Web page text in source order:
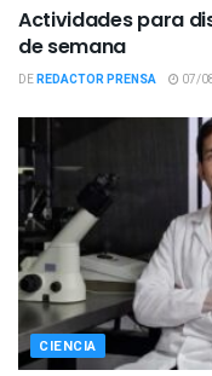
Actividades para
de semana
DEREDACTOR PRENSA 07/
CIENCIA